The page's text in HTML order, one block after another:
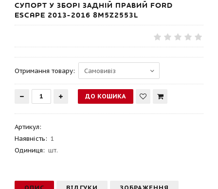
СУПОРТ У ЗБОРІ ЗАДНІЙ ПРАВИЙ FORD
ESCAPE 2013-2016 8M5Z2553L
Отримання товару:
Артикул:
Наявність: 1
Одиниця: шт.